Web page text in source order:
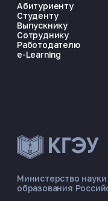
Министерство
образования
Абитуриенту
Студенту
Выпускнику
Сотруднику
Работодателю
e-Learning